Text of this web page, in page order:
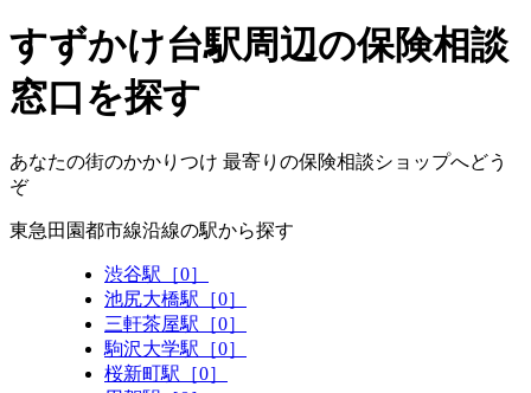
すずかけ台駅周辺の保険相談
窓口を探す
あなたの街のかかりつけ 最寄りの保険相談ショップへどう
ぞ
東急田園都市線沿線の駅から探す
渋谷駅［0］
池尻大橋駅［0］
三軒茶屋駅［0］
駒沢大学駅［0］
桜新町駅［0］